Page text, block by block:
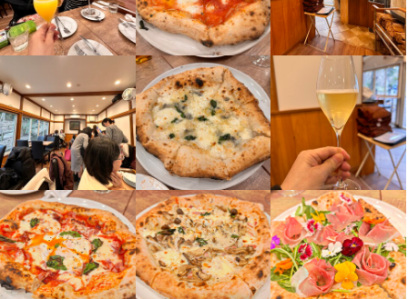
なナポリピッツァの技術や食材へのこだわりを直接学ぶことがで
きます。日々の仕事を通して、ピッツァの腕はもちろん、プロと
しての姿勢も磨かれていきます。
【チームワークとコミュニケーションが身に付く】
ピッツェリア、キッチン、ホールも、スタッフ同士の連携が欠か
せません。お客様に最高のサービスを届けるために、常に周囲を
見ながら行動することで、自然と協調性やコミュニケーション能
力が高まります。
【自主性が求めるからこそ、成長できる】
ISENTEIでは、自分で考えて行動することが大切にされていま
す。どうすればもっと良くなるかを考え、実践する中で、主体性
や問題解決力が養われます。与えられるだけでなく、自らチャン
くれる方ぜひお待ちしています！
『一緒に日本のナポリピッツァの未来を作りま
【一流の技術を間近で学べる】
世界大会で銀メダルを受賞したピッツァイオーロのもと、本格的
なナポリピッツァの技術や食材へのこだわりを直接学ぶことがで
きます。日々の仕事を通して、ピッツァの腕はもちろん、プロと
しての姿勢も磨かれていきます。
【チームワークとコミュニケーションが身に付く】
ピッツェリア、キッチン、ホールも、スタッフ同士の連携が欠か
せません。お客様に最高のサービスを届けるために、常に周囲を
『一緒に日本のナポリピッツァの未来を作りま
しょう！』
【一流の技術を間近で学べる】
世界大会で銀メダルを受賞したピッツァイオーロのもと、本格的
なナポリピッツァの技術や食材へのこだわりを直接学ぶことがで
きます。日々の仕事を通して、ピッツァの腕はもちろん、プロと
しての姿勢も磨かれていきます。
【チームワークとコミュニケーションが身に付く】
ピッツェリア、キッチン、ホールも、スタッフ同士の連携が欠か
せません。お客様に最高のサービスを届けるために、常に周囲を
見ながら行動することで、自然と協調性やコミュニケーション能
『一緒に日本のナポリピッツァの未来を作りま
しょう！』
【チームワークとコミュニケーションが身に付く】
ピッツェリア、キッチン、ホールも、スタッフ同士の連携が欠か
せません。お客様に最高のサービスを届けるために、常に周囲を
見ながら行動することで、自然と協調性やコミュニケーション能
力が高まります。
【自主性が求めるからこそ、成長できる】
ISENTEIでは、自分で考えて行動することが大切にされていま
す。どうすればもっと良くなるかを考え、実践する中で、主体性